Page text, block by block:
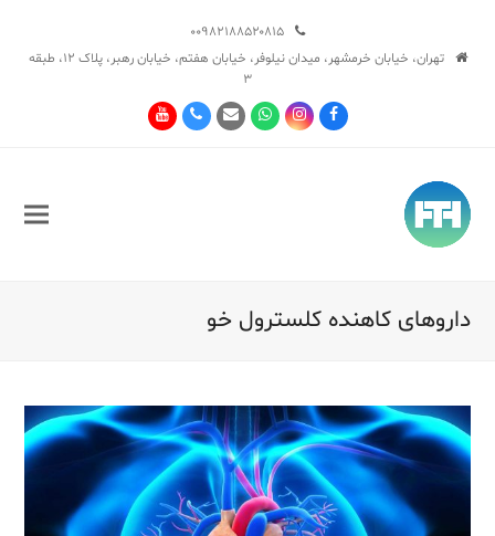
تهران، خیابان خرمشهر، میدان نیلوفر، خیابان هفتم، خیابان رهبر، پلاک ۱۲، طبقه
۳
Facebook
Instagram
Whatsapp
Email
Phone
Youtube
داروهای کاهنده کلسترول خو